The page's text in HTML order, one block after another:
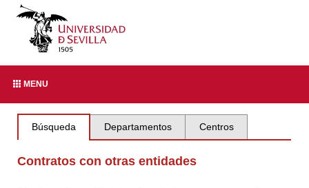
MENU
Búsqueda Departamentos Centros
Contratos con otras entidades